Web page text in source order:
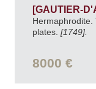
[GAUTIER-
Hermaphrodite.
plates. [1749].
8000 €